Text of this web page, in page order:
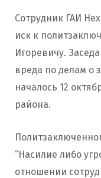
Сотрудник ГАИ
иск к
Игоревичу.
вреда по делам о
началось 12
района.
“Насилие либо
отношении